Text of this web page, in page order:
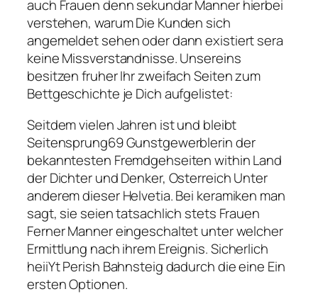
auch Frauen denn sekundar Manner hierbei
verstehen, warum Die Kunden sich
angemeldet sehen oder dann existiert sera
keine Missverstandnisse. Unsereins
besitzen fruher Ihr zweifach Seiten zum
Bettgeschichte je Dich aufgelistet:
Seitdem vielen Jahren ist und bleibt
Seitensprung69 Gunstgewerblerin der
bekanntesten Fremdgehseiten within Land
der Dichter und Denker, Osterreich Unter
anderem dieser Helvetia. Bei keramiken man
sagt, sie seien tatsachlich stets Frauen
Ferner Manner eingeschaltet unter welcher
Ermittlung nach ihrem Ereignis.Sicherlich
heiiYt Perish Bahnsteig dadurch die eine Ein
ersten Optionen.